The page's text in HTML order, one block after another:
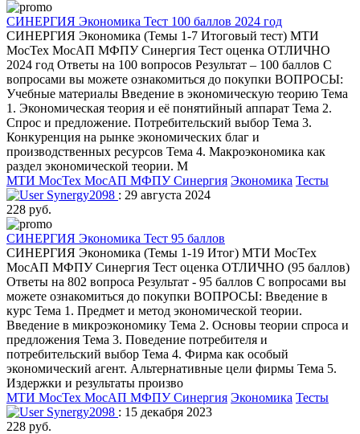
СИНЕРГИЯ Экономика Тест 100 баллов 2024 год
СИНЕРГИЯ Экономика (Темы 1-7 Итоговый тест) МТИ
МосТех МосАП МФПУ Синергия Тест оценка ОТЛИЧНО
2024 год Ответы на 100 вопросов Результат – 100 баллов С
вопросами вы можете ознакомиться до покупки ВОПРОСЫ:
Учебные материалы Введение в экономическую теорию Тема
1. Экономическая теория и её понятийный аппарат Тема 2.
Спрос и предложение. Потребительский выбор Тема 3.
Конкуренция на рынке экономических благ и
производственных ресурсов Тема 4. Макроэкономика как
раздел экономической теории. М
МТИ МосТех МосАП МФПУ Синергия Экономика Тесты
Synergy2098 : 29 августа 2024
228 руб.
СИНЕРГИЯ Экономика Тест 95 баллов
СИНЕРГИЯ Экономика (Темы 1-19 Итог) МТИ МосТех
МосАП МФПУ Синергия Тест оценка ОТЛИЧНО (95 баллов)
Ответы на 802 вопроса Результат - 95 баллов С вопросами вы
можете ознакомиться до покупки ВОПРОСЫ: Введение в
курс Тема 1. Предмет и метод экономической теории.
Введение в микроэкономику Тема 2. Основы теории спроса и
предложения Тема 3. Поведение потребителя и
потребительский выбор Тема 4. Фирма как особый
экономический агент. Альтернативные цели фирмы Тема 5.
Издержки и результаты произво
МТИ МосТех МосАП МФПУ Синергия Экономика Тесты
Synergy2098 : 15 декабря 2023
228 руб.